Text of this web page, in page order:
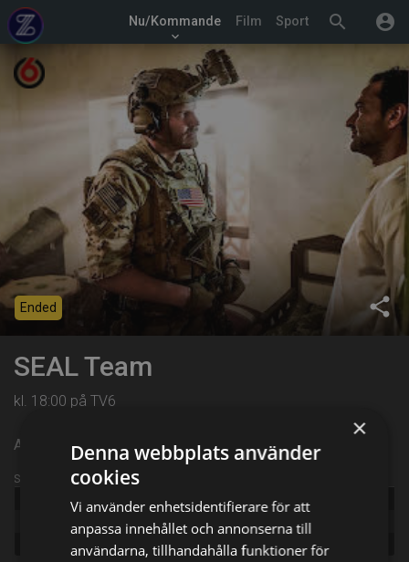
search account_circle
Nu/Kommande
keyboard_arrow_down
Film Sport
share
Ended
SEAL Team
kl. 18:00 på TV6
Amerikansk actionserie från 2017 | Episode 10 | Säsong 1
Sändningsinformation
Publicerad:
Pattern of Life
Action
×
Denna webbplats använder
cookies
Vi använder enhetsidentifierare för att
anpassa innehållet och annonserna till
användarna, tillhandahålla funktioner för